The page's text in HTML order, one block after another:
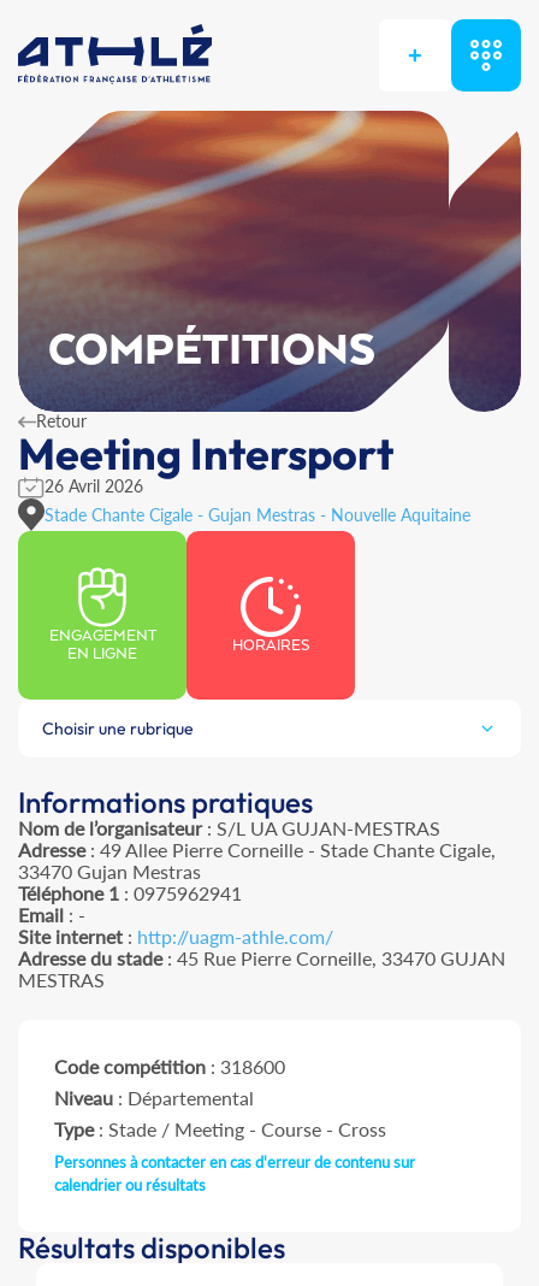
+
COMPÉTITIONS
Retour
Meeting Intersport
26 Avril 2026
Stade Chante Cigale - Gujan Mestras - Nouvelle Aquitaine
ENGAGEMENT
EN LIGNE
HORAIRES
Choisir une rubrique
Informations pratiques
Nom de l’organisateur: S/L UA GUJAN-MESTRAS
Adresse: 49 Allee Pierre Corneille - Stade Chante Cigale,
33470 Gujan Mestras
Téléphone 1 : 0975962941
Email : -
Site internet : http://uagm-athle.com/
Adresse du stade: 45 Rue Pierre Corneille, 33470 GUJAN
MESTRAS
Code compétition : 318600
Niveau : Départemental
Type: Stade / Meeting - Course - Cross
Personnes à contacter en cas d'erreur de contenu sur
calendrier ou résultats
Résultats disponibles